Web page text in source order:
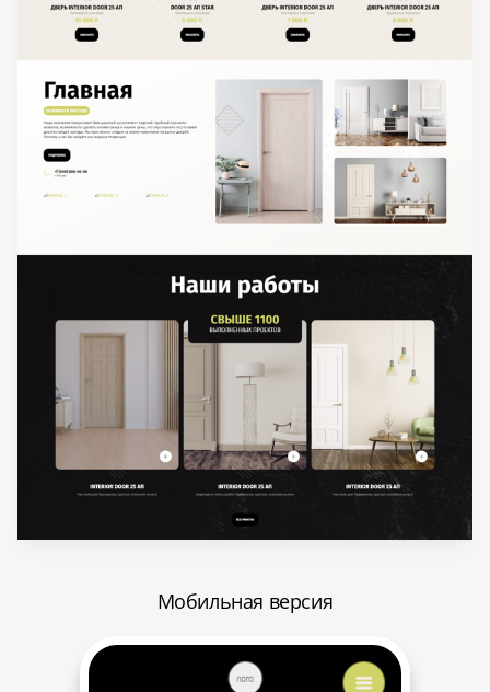
Мобильная версия